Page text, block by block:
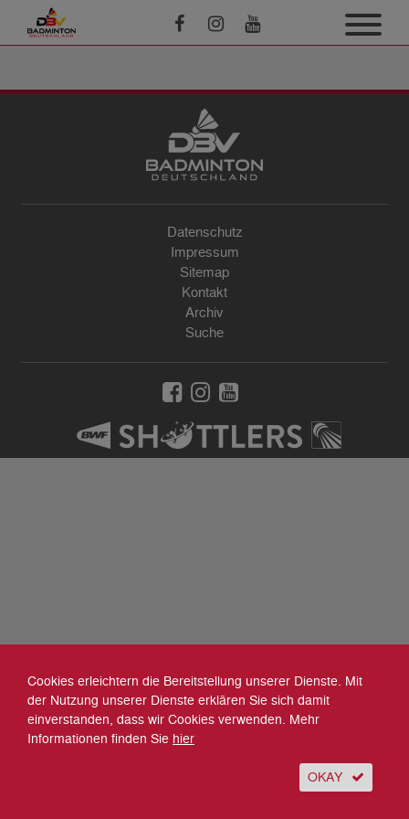
Datenschutz
Impressum
Sitemap
Kontakt
Archiv
Suche
Cookies erleichtern die Bereitstellung unserer Dienste. Mit
der Nutzung unserer Dienste erklären Sie sich damit
einverstanden, dass wir Cookies verwenden. Mehr
Informationen finden Sie hier
OKAY